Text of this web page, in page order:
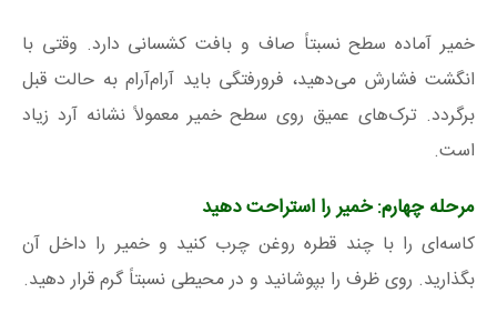
خمیر آماده سطح نسبتاً صاف و بافت کشسانی دارد. وقتی با
انگشت فشارش می‌دهید، فرورفتگی باید آرام‌آرام به حالت قبل
برگردد. ترک‌های عمیق روی سطح خمیر معمولاً نشانه آرد زیاد
است.
مرحله چهارم: خمیر را استراحت دهید
کاسه‌ای را با چند قطره روغن چرب کنید و خمیر را داخل آن
بگذارید. روی ظرف را بپوشانید و در محیطی نسبتاً گرم قرار دهید.